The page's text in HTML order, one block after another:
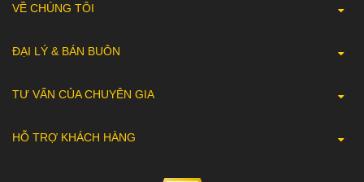
VỀ CHÚNG TÔI
ĐẠI LÝ & BÁN BUÔN
TƯ VẤN CỦA CHUYÊN GIA
HỖ TRỢ KHÁCH HÀNG